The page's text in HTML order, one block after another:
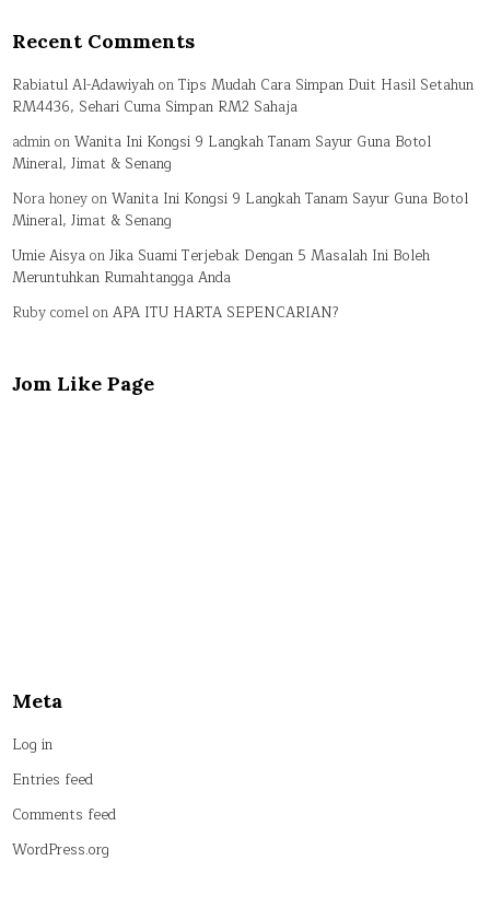
Recent Comments
Rabiatul Al-AdawiyahonTips Mudah Cara Simpan Duit Hasil Setahun
RM4436, Sehari Cuma Simpan RM2 Sahaja
adminonWanita Ini Kongsi 9 Langkah Tanam Sayur Guna Botol
Mineral, Jimat & Senang
Nora honeyonWanita Ini Kongsi 9 Langkah Tanam Sayur Guna Botol
Mineral, Jimat & Senang
Umie AisyaonJika Suami Terjebak Dengan 5 Masalah Ini Boleh
Meruntuhkan Rumahtangga Anda
Ruby comelonAPA ITU HARTA SEPENCARIAN?
Jom Like Page
Meta
Log in
Entries feed
Comments feed
WordPress.org